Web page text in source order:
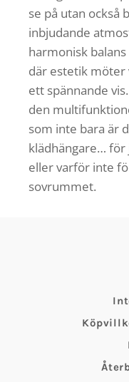
se på utan också
inbjudande
harmonisk
där estetik möter
ett spännande
den
som inte bara är
klädhängare… för
eller varför inte
sovrummet.